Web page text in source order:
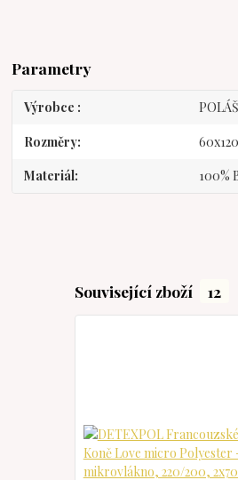
Parametry
Výrobce
Rozměry 60x120
Materiál 100%
Související zboží 12